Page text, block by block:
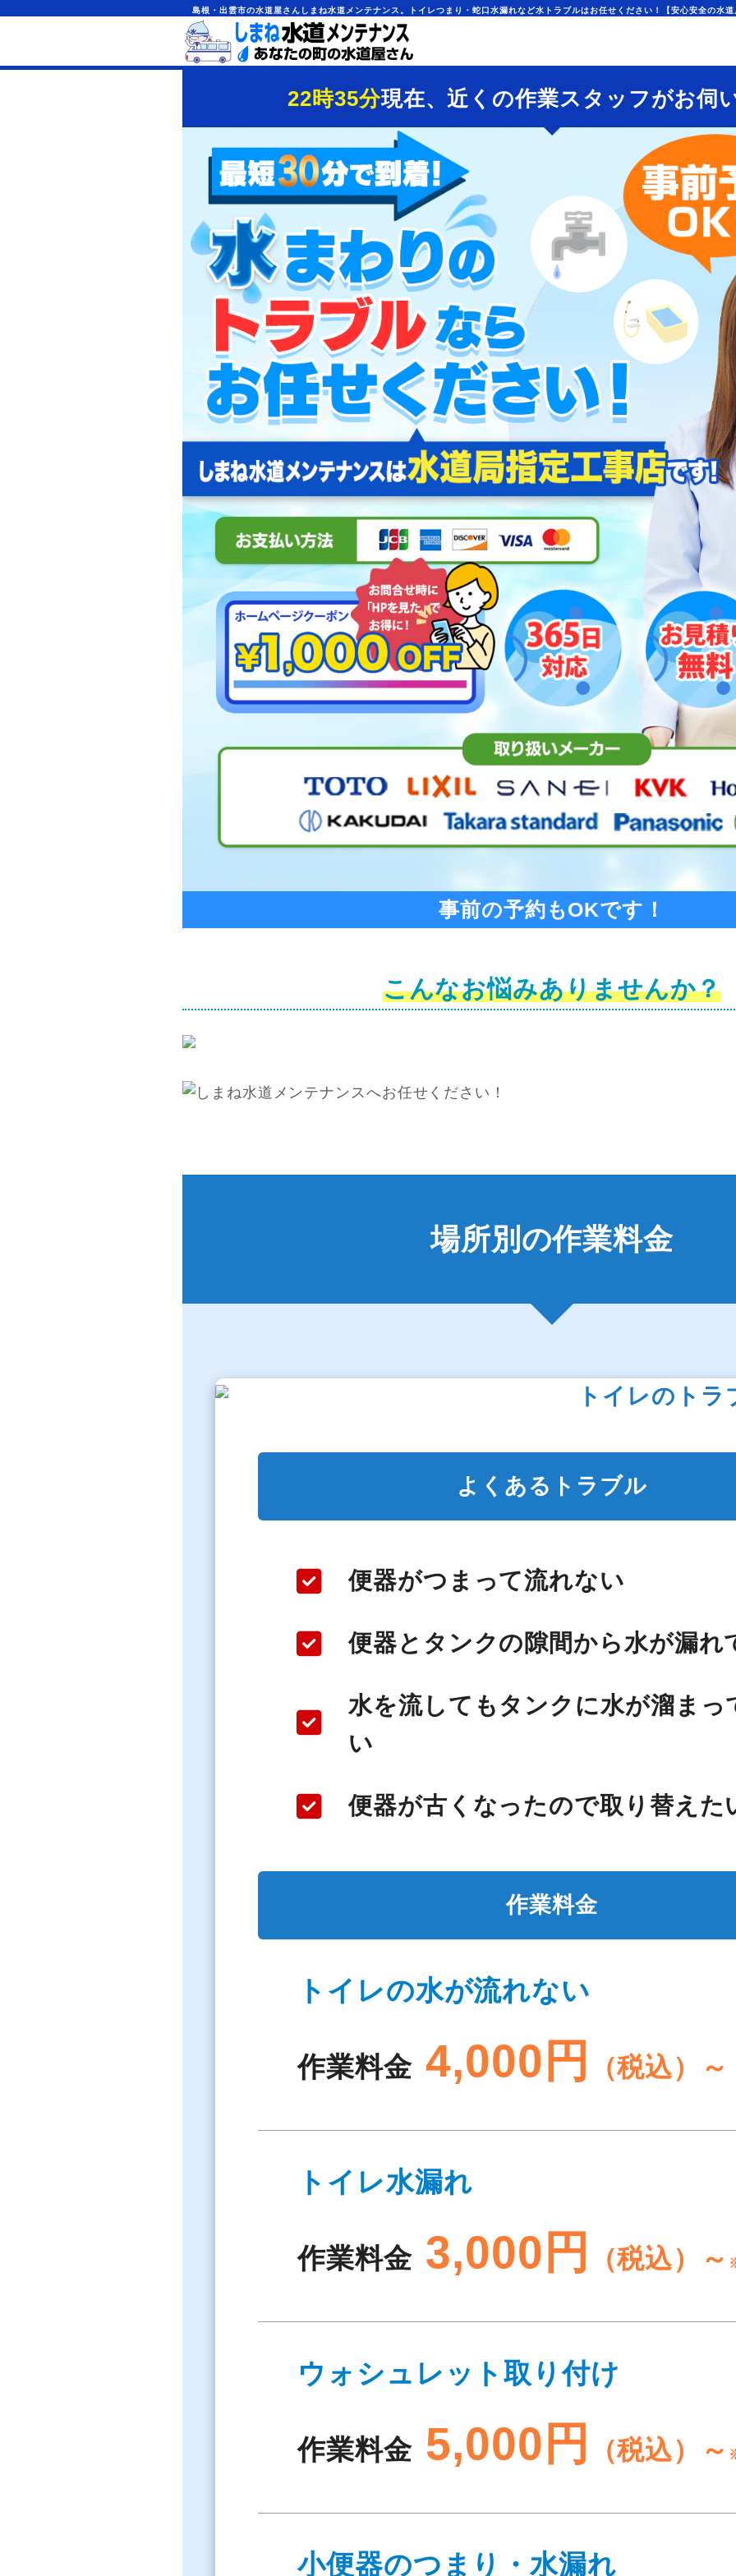
島根・出雲市の水道屋さんしまね水道メンテナンス。トイレつまり・蛇口水漏れなど水トラブルはお任せください！【安心安全の水
22時35分現在、近くの作業スタッフがお伺
事前の予約もOKです！
こんなお悩みありませんか？
場所別の作業料金
トイレのトラ
よくあるトラブル
便器がつまって流れない
便器とタンクの隙間から水が漏れ
水を流してもタンクに水が溜まっ
い
便器が古くなったので取り替えた
作業料金
トイレの水が流れない
作業料金 4,000円 （税込）～
トイレ水漏れ
作業料金 3,000円 （税込）～
ウォシュレット取り付け
作業料金 5,000円 （税込）～
小便器のつまり・水漏れ